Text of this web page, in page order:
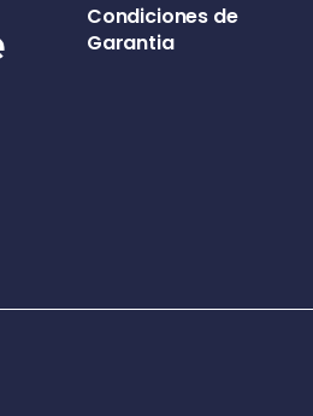
Condiciones de
Garantia